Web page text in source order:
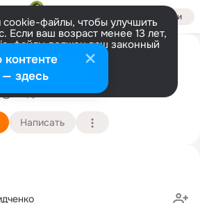
Войти
файлы, чтобы улучшить
Если ваш возраст менее 13 лет,
файлы должен ваш законный
Больше информации
Настроить
(раздобреева)
51 1971-1981
Подробнее
Написать
здесь